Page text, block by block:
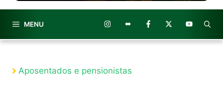
MENU
Aposentados e pensionistas